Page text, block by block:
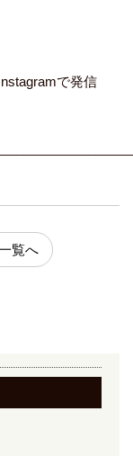
で発信
覧へ